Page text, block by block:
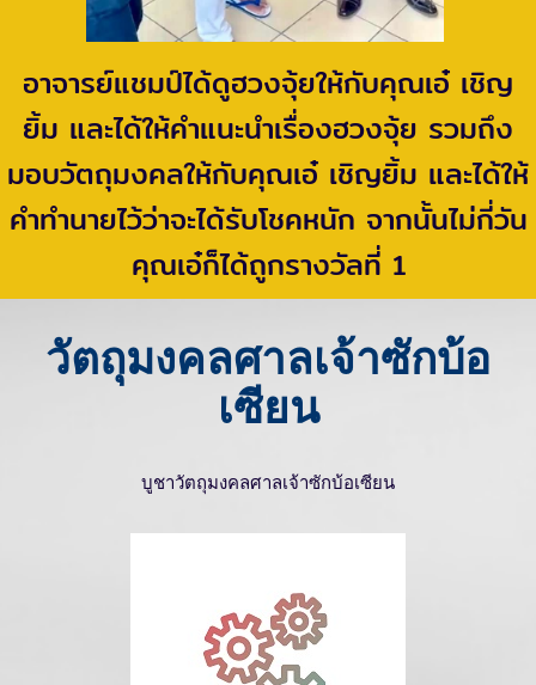
อาจารย์แชมป์ได้ดูฮวงจุ้ยให้กับคุณเอ๋ เชิญ
ยิ้ม และได้ให้คำแนะนำเรื่องฮวงจุ้ย รวมถึง
มอบวัตถุมงคลให้กับคุณเอ๋ เชิญยิ้ม และได้ให้
คำทำนายไว้ว่าจะได้รับโชคหนัก จากนั้นไม่กี่วัน
คุณเอ๋ก็ได้ถูกรางวัลที่ 1
วัตถุมงคลศาลเจ้าซักบ้อ
เซียน
บูชาวัตถุมงคลศาลเจ้าซักบ้อเซียน